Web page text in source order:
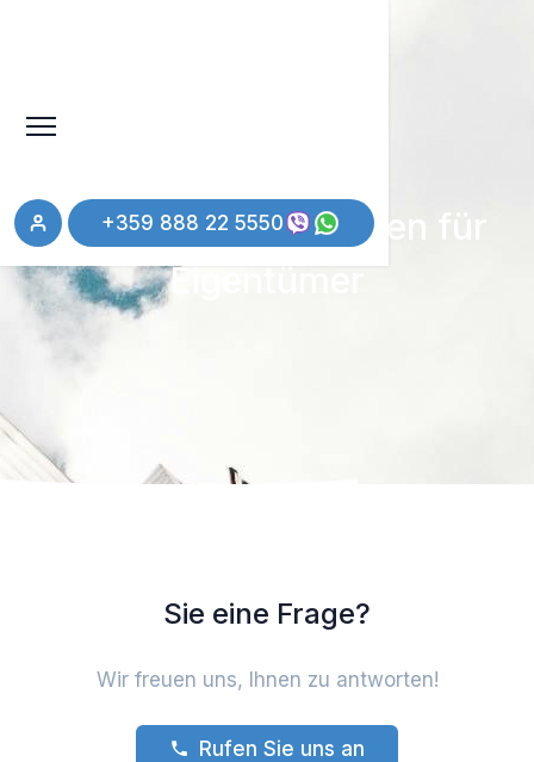
+359 888 22 5550
Fragen und Antworten für
Eigentümer
Sie eine Frage?
Wir freuen uns, Ihnen zu antworten!
Rufen Sie uns an